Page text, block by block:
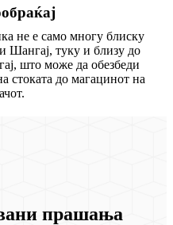
не е само многу блиску
Шангај, туку и близу до
што може да обезбеди
стоката до магацинот на
прашања